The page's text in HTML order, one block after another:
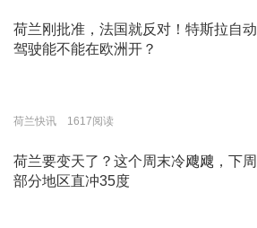
荷兰刚批准，法国就反对！特斯拉自动
驾驶能不能在欧洲开？
荷兰快讯 1617阅读
荷兰要变天了？这个周末冷飕飕，下周
部分地区直冲35度